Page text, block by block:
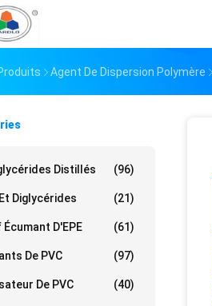
Agent De Dispersion Polymère
Distillés (96)
Diglycérides (21)
D'EPE (61)
De PVC (97)
De PVC (40)